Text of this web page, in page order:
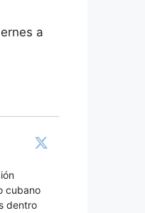
a
cubano
dentro